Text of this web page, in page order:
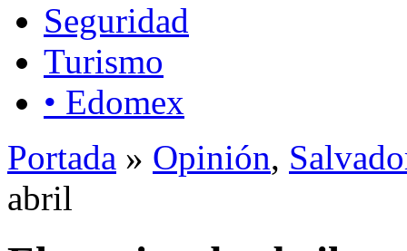
Seguridad
Turismo
• Edomex
Portada » Opinión,
abril